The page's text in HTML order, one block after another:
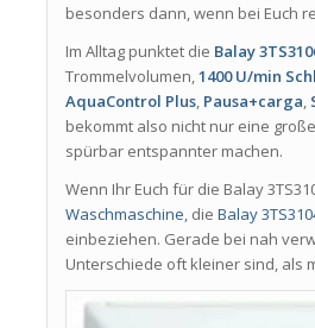
besonders dann, wenn bei Euch
Im Alltag punktet die Balay
Trommelvolumen,1400 U/min
AquaControl Plus, Pausa+carga,
bekommt also nicht nur eine
spürbar entspannter machen.
Wenn Ihr Euch für die Balay
Waschmaschine, dieBalay
einbeziehen. Gerade bei nah
Unterschiede oft kleiner sind, als